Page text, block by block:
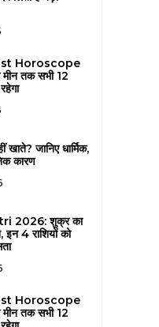
Horoscope
तक सभी 12
खाते? जानिए धार्मिक,
कारण
2026: शुक्र का
इन 4 राशियों को
Horoscope
तक सभी 12